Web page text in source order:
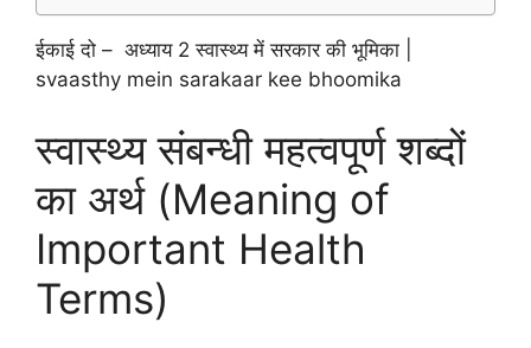
ईकाई दो – अध्याय 2 स्वास्थ्य में सरकार की भूमिका |
svaasthy mein sarakaar kee bhoomika
स्वास्थ्य संबन्धी महत्वपूर्ण शब्दों
का अर्थ (Meaning of
Important Health
Terms)